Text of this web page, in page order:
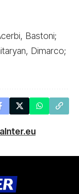
Bastoni;
Dimarco;